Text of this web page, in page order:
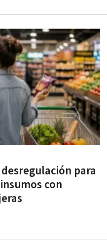
para
con